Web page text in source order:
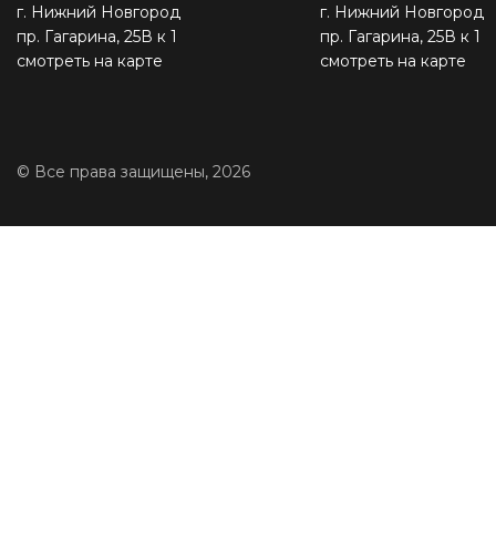
г. Нижний Новгород
пр. Гагарина, 25В к 1
смотреть на карте
г. Нижний Новгород
пр. Гагарина, 25В к 1
смотреть на карте
© Все права защищены, 2026